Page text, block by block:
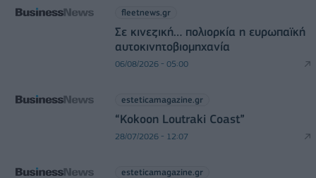
fleetnews.gr
Σε κινεζική… πολιορκία η ευρωπαϊκή
αυτοκινητοβιομηχανία
06/08/2026 - 05:00
esteticamagazine.gr
“Kokoon Loutraki Coast”
28/07/2026 - 12:07
esteticamagazine.gr